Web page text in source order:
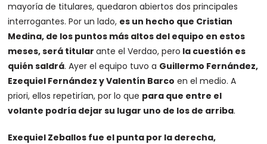
mayoría de titulares, quedaron abiertos dos principales
interrogantes. Por un lado, es un hecho que Cristian
Medina, de los puntos más altos del equipo en estos
meses, será titularante el Verdao, pero la cuestión es
quién saldrá. Ayer el equipo tuvo a Guillermo Fernández,
Ezequiel Fernández y Valentín Barco en el medio. A
priori, ellos repetirían, por lo que para que entre el
volante podría dejar su lugar uno de los de arriba.
Exequiel Zeballos fue el punta por la derecha,